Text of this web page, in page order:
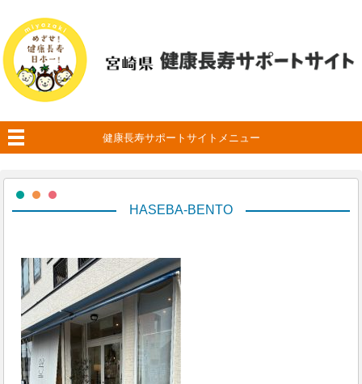
健康長寿サポートサイトメニュー
HASEBA-BENTO